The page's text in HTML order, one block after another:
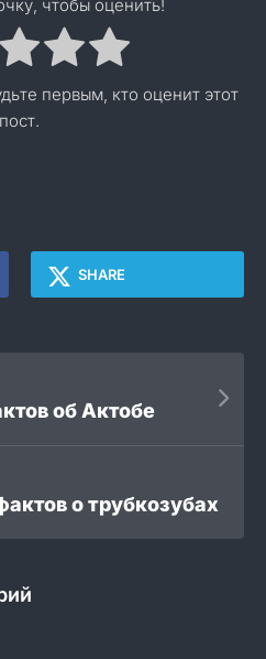
чтобы оценить!
первым, кто оценит этот
пост.
SHARE
об Актобе
о трубкозубах